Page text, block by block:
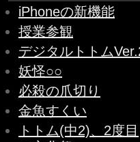
iPhoneの新機能
授業参観
デジタルトトム
妖怪○○
必殺の爪切り
金魚すくい
トトム(中2)、2度目